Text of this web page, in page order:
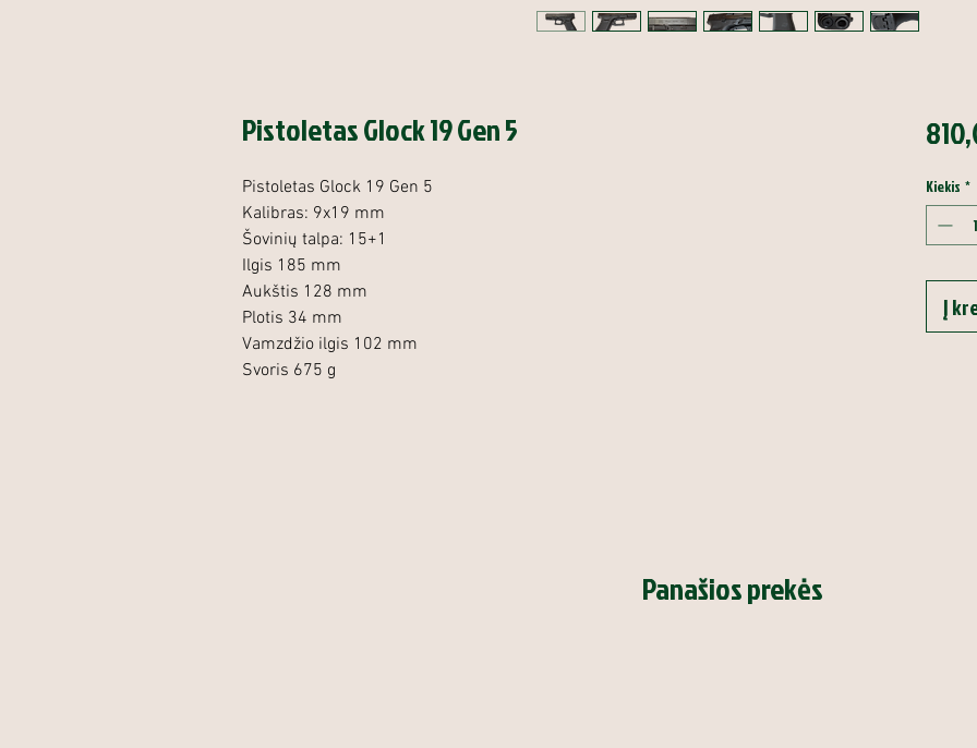
Pistoletas Glock 19 Gen 5
Pistoletas Glock 19 Gen 5
Kalibras: 9x19 mm
Šovinių talpa: 15+1
Ilgis 185 mm
Aukštis 128 mm
Plotis 34 mm
Vamzdžio ilgis 102 mm
Svoris 675 g
Kiekis *
Į
Panašios prekės